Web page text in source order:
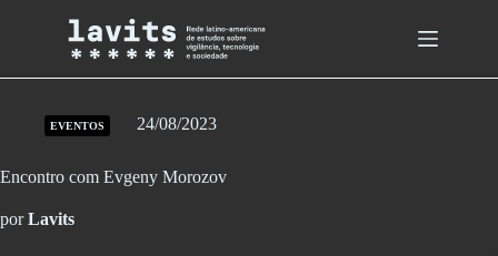
EVENTOS 24/08/2023
Encontro com Evgeny Morozov
porLavits